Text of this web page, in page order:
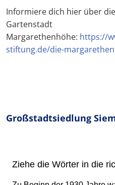
Informiere dich hier über
Gartenstadt
Margarethenhöhe: https://
stiftung.de/die-
Großstadtsiedlung